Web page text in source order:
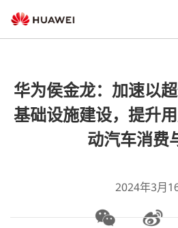
华为侯金龙：加速以
基础设施建设，提升
动汽车消费
2024年3月